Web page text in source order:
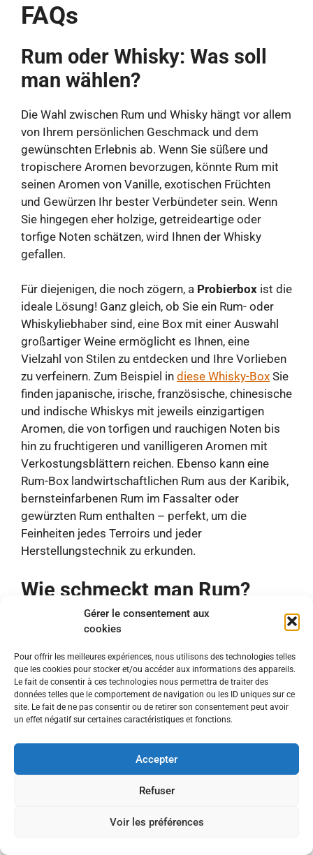
Gérer le consentement aux
cookies
Pour offrir les meilleures expériences, nous utilisons des technologies telles
que les cookies pour stocker et/ou accéder aux informations des appareils.
Le fait de consentir à ces technologies nous permettra de traiter des
données telles que le comportement de navigation ou les ID uniques sur ce
site. Le fait de ne pas consentir ou de retirer son consentement peut avoir
un effet négatif sur certaines caractéristiques et fonctions.
Accepter
Refuser
Voir les préférences
FAQs
Rum oder Whisky: Was soll
man wählen?
Die Wahl zwischen Rum und Whisky hängt vor allem
von Ihrem persönlichen Geschmack und dem
gewünschten Erlebnis ab. Wenn Sie süßere und
tropischere Aromen bevorzugen, könnte Rum mit
seinen Aromen von Vanille, exotischen Früchten
und Gewürzen Ihr bester Verbündeter sein. Wenn
Sie hingegen eher holzige, getreideartige oder
torfige Noten schätzen, wird Ihnen der Whisky
gefallen.
Für diejenigen, die noch zögern, a Probierbox ist die
ideale Lösung! Ganz gleich, ob Sie ein Rum- oder
Whiskyliebhaber sind, eine Box mit einer Auswahl
großartiger Weine ermöglicht es Ihnen, eine
Vielzahl von Stilen zu entdecken und Ihre Vorlieben
zu verfeinern. Zum Beispiel in diese Whisky-Box Sie
finden japanische, irische, französische, chinesische
und indische Whiskys mit jeweils einzigartigen
Aromen, die von torfigen und rauchigen Noten bis
hin zu fruchtigeren und vanilligeren Aromen mit
Verkostungsblättern reichen. Ebenso kann eine
Rum-Box landwirtschaftlichen Rum aus der Karibik,
bernsteinfarbenen Rum im Fassalter oder
gewürzten Rum enthalten – perfekt, um die
Feinheiten jedes Terroirs und jeder
Herstellungstechnik zu erkunden.
Wie schmeckt man Rum?
Die Verkostung von Rum, insbesondere von altem
wodurch sich die Aromen konzentrieren können.
Hier sind einige Tipps, damit Sie Ihren Rum in vollen
Zügen genießen können:
alter Rum hat einen bernsteinfarbenen oder
sogar dunklen Farbton, oft ein Zeichen für
Nehmen Sie sich Zeit zum Einatmen
Aromen des Rums entfalten sich langsam.